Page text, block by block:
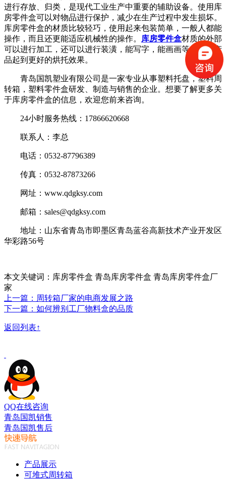
进行存放、归类，是现代工业生产中重要的辅助设备。使用库
房零件盒可以对物品进行保护，减少在生产过程中发生损坏。
库房零件盒的材质比较轻巧，使用起来包装简单，一般人都能
操作，而且还更能适应机械性的操作。
库房零件盒材质的外部
可以进行加工，还可以进行装潢，能写字，能画画等，能对产
品起到更好的烘托效果。
青岛国凯塑业有限公司是一家专业从事塑料托盘，塑料周
转箱，塑料零件盒研发、制造与销售的企业。想要了解更多关
于库房零件盒的信息，欢迎您前来咨询。
24小时服务热线：17866620668
联系人：李总
电话：0532-87796389
传真：0532-87873266
网址：www.qdgksy.com
邮箱：sales@qdgksy.com
地址：山东省青岛市即墨区青岛蓝谷高新技术产业开发区
华彩路56号
本文关键词：库房零件盒 青岛库房零件盒 青岛库房零件盒厂
家
上一篇：周转箱厂家的电商发展之路
下一篇：如何辨别工厂物料盒的品质
返回列表↑
QQ在线咨询
青岛国凯销售
青岛国凯售后
产品展示
可堆式周转箱